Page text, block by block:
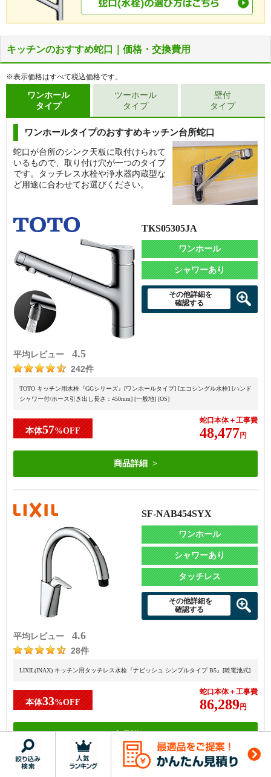
キッチンのおすすめ蛇口｜価格・交換費用
※表示価格はすべて税込価格です。
ワンホール
タイプ
ワンホールタイプのおすすめキッチン台所蛇口
蛇口が台所のシンク天板に取付けられて
いるもので、取り付け穴が一つのタイプ
です。タッチレス水栓や浄水器内蔵型な
ど用途に合わせてお選びください。
平均レビュー 4.5
242件
TKS05305JA
ワンホール
シャワーあり
その他詳細を
確認する
TOTO キッチン用水栓『GGシリーズ』[ワンホールタイプ] [エコシングル水栓] [ハンド
シャワー付/ホース引き出し長さ：450mm] [一般地] [OS]
本体57%OFF
蛇口本体＋工事費
48,477円
商品詳細
平均レビュー 4.6
28件
SF-NAB454SYX
ワンホール
シャワーあり
タッチレス
その他詳細を
確認する
LIXIL(INAX) キッチン用タッチレス水栓『ナビッシュ シンプルタイプ B5』[乾電池式]
本体33%OFF
蛇口本体＋工事費
86,289円
商品詳細
ツーホール
タイプ
壁付
タイプ